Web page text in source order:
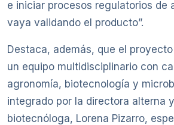
e iniciar procesos regulatorios de
vaya validando el producto”.
Destaca, además, que el
un equipo multidisciplinario con
agronomía, biotecnología y
integrado por la directora alterna y
biotecnóloga, Lorena Pizarro,